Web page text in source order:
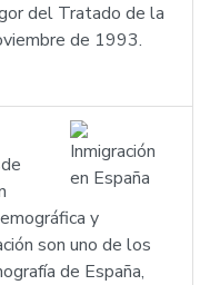
del Tratado de la
de 1993.
y
son uno de los
de España,